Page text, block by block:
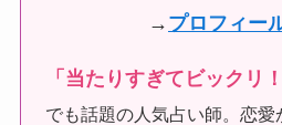
→ プロフィー
「当たりすぎてビックリ！
でも話題の人気占い師。恋愛